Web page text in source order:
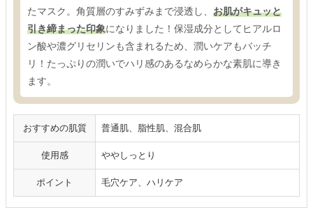
たマスク。角質層のすみずみまで浸透し、 お肌がキュッと
引き締まった印象になりました！保湿成分としてヒアルロ
ン酸や濃グリセリンも含まれるため、潤いケアもバッチ
リ！たっぷりの潤いでハリ感のあるなめらかな素肌に導き
ます。
おすすめの肌質 普通肌、脂性肌、混合肌
使用感 ややしっとり
ポイント 毛穴ケア、ハリケア